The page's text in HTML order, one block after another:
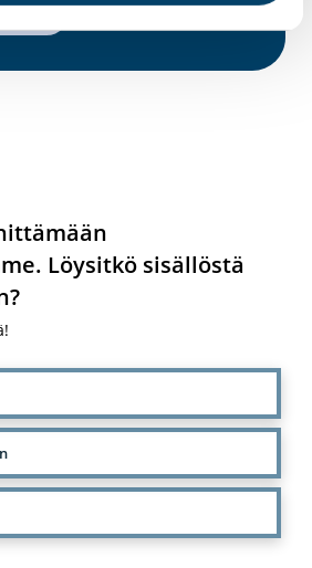
Löysitkö sisällöstä